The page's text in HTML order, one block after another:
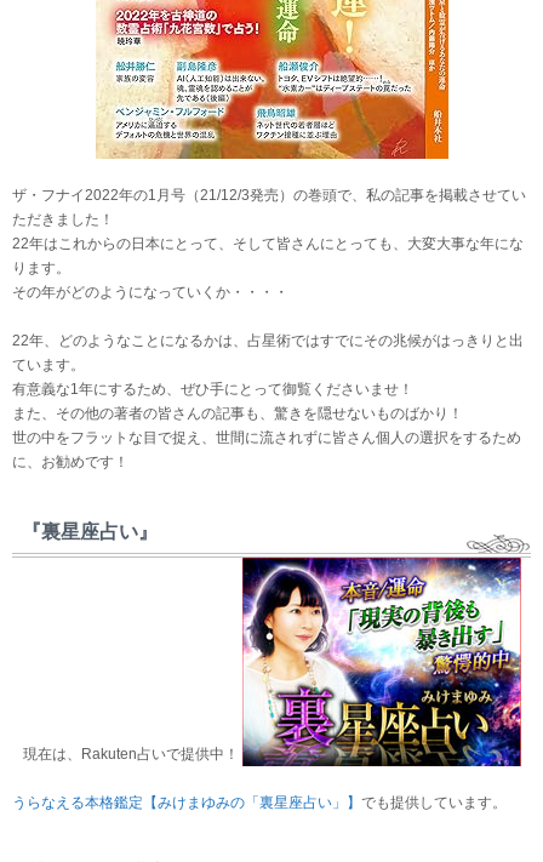
ザ・フナイ2022年の1月号（21/12/3発売）の巻頭で、私の記事を掲載させてい
ただきました！
22年はこれからの日本にとって、そして皆さんにとっても、大変大事な年にな
ります。
その年がどのようになっていくか・・・・
22年、どのようなことになるかは、占星術ではすでにその兆候がはっきりと出
ています。
有意義な1年にするため、ぜひ手にとって御覧くださいませ！
また、その他の著者の皆さんの記事も、驚きを隠せないものばかり！
世の中をフラットな目で捉え、世間に流されずに皆さん個人の選択をするため
に、お勧めです！
『裏星座占い』
現在は、Rakuten占いで提供中！
うらなえる本格鑑定【みけまゆみの「裏星座占い」】 でも提供しています。